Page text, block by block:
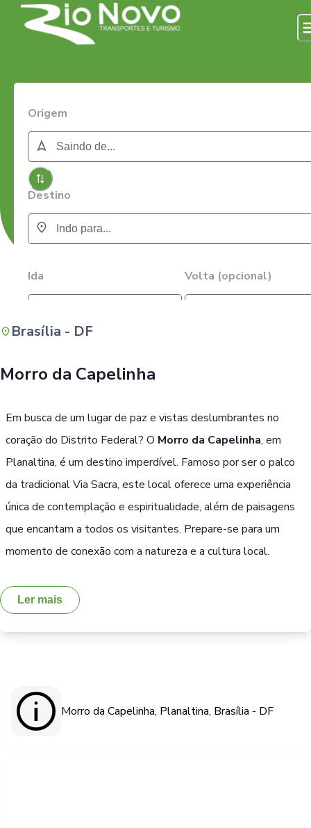
Origem
Destino
Ida Volta (opcional)
Brasília - DF
Morro da Capelinha
Em busca de um lugar de paz e vistas deslumbrantes no
coração do Distrito Federal? O Morro da Capelinha, em
Planaltina, é um destino imperdível. Famoso por ser o palco
da tradicional Via Sacra, este local oferece uma experiência
única de contemplação e espiritualidade, além de paisagens
que encantam a todos os visitantes. Prepare-se para um
momento de conexão com a natureza e a cultura local.
Ler mais
Morro da Capelinha, Planaltina, Brasília - DF